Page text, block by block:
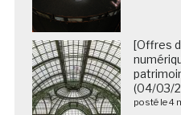
[Offres
(04/03/
posté le 4